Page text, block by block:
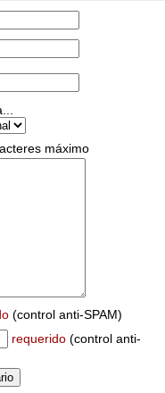
máximo
(control anti-SPAM)
requerido (control anti-